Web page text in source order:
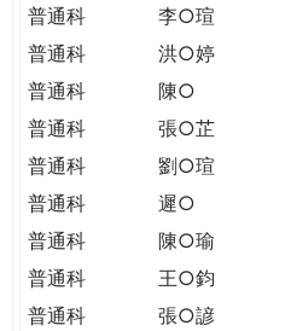
普通科
李○瑄
普通科
洪○婷
普通科
陳○
普通科
張○芷
普通科
劉○瑄
普通科
遲○
普通科
陳○瑜
普通科
王○鈞
普通科
張○諺